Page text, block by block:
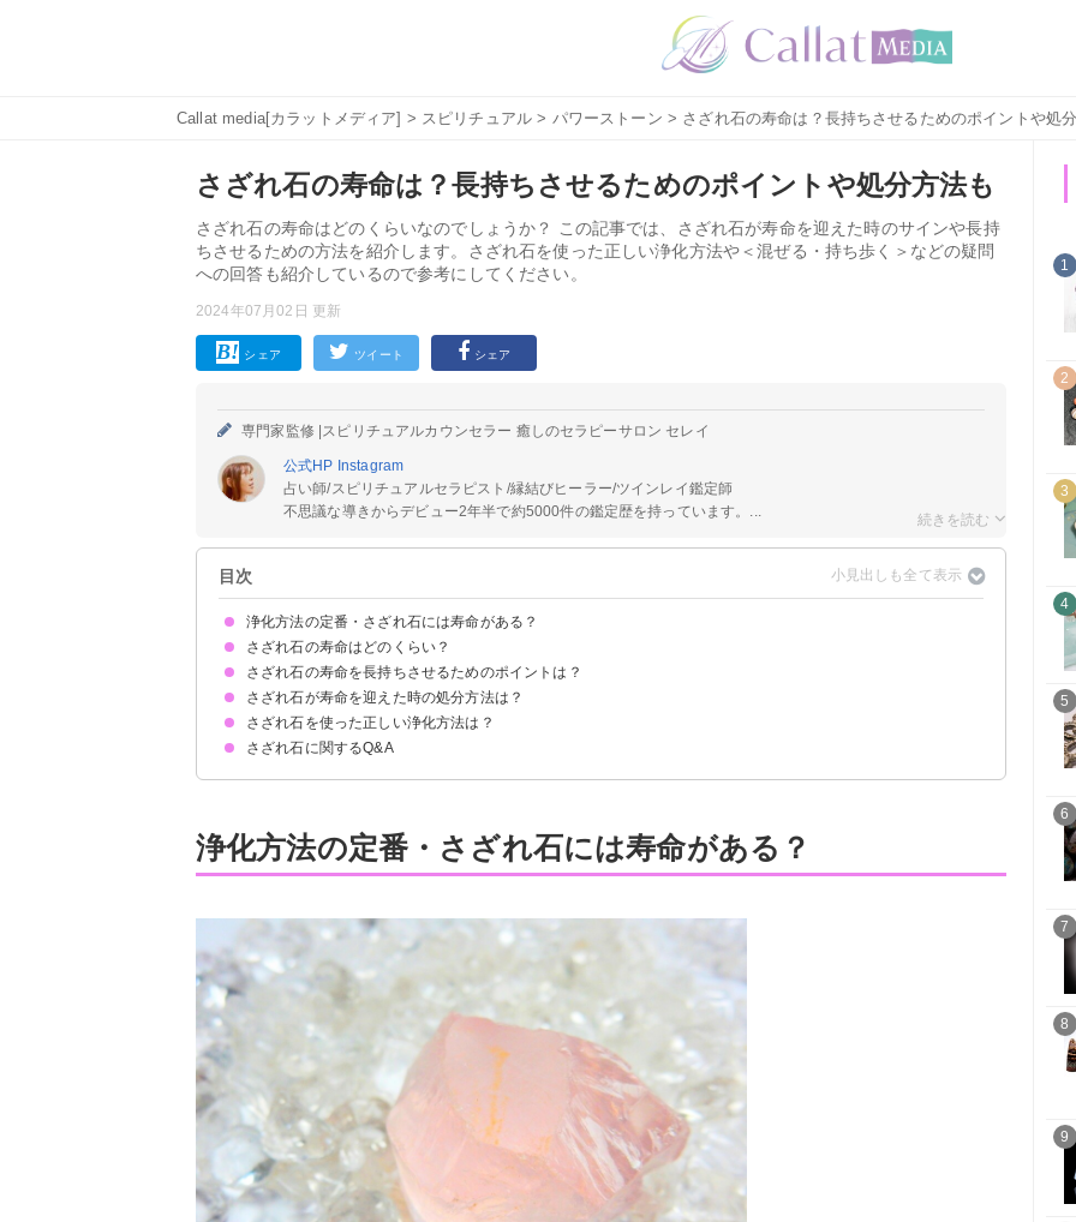
Callat media[カラットメディア] > スピリチュアル > パワーストーン > さざれ石の寿命は？長持ちさせるためのポイントや処
さざれ石の寿命は？長持ちさせるためのポイントや処分方法も
さざれ石の寿命はどのくらいなのでしょうか？ この記事では、さざれ石が寿命を迎えた時のサインや長持
ちさせるための方法を紹介します。さざれ石を使った正しい浄化方法や＜混ぜる・持ち歩く＞などの疑問
への回答も紹介しているので参考にしてください。
2024年07月02日 更新
シェア ツイート シェア
専門家監修 | スピリチュアルカウンセラー 癒しのセラピーサロン セレイ
公式HP Instagram
占い師/スピリチュアルセラピスト/縁結びヒーラー/ツインレイ鑑定師
不思議な導きからデビュー2年半で約5000件の鑑定歴を持っています。...
目次
浄化方法の定番・さざれ石には寿命がある？
さざれ石の寿命はどのくらい？
寿命は「石が割れるまで」
浄化効果が落ちてきた場合も寿命を迎えている
さざれ石の寿命を長持ちさせるためのポイントは？
さざれ石自体も2週間に1回は浄化する
丁寧に扱う
さざれ石が寿命を迎えた時の処分方法は？
①土に還す
②神社・お寺で供養する
③不燃ゴミで捨てる
浄化してから処分しよう
さざれ石を使った正しい浄化方法は？
パワーストーンの浄化に使用する場合
空間の浄化に使用する場合
さざれ石に関するQ&A
浄化方法の定番・さざれ石には寿命がある？
1
2
3
4
5
6
7
8
9